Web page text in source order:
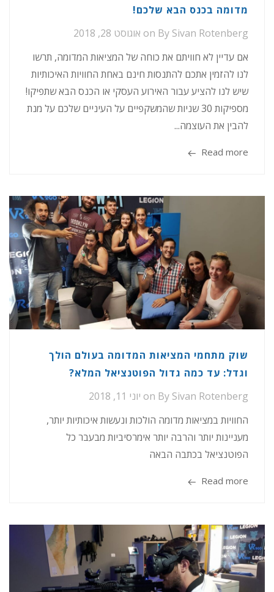
מדומה בכנס הבא שלכם!
By Sivan Rotenberg
on אוגוסט 28, 2018
אם עדיין לא חוויתם את כוחה של המציאות המדומה, תרשו
לנו להזמין אתכם להתנסות חינם באחת החוויות האיכותיות
שיש לנו להציע עבור האירוע העסקי או הכנס הבא שתפיקו!
מספיקות 30 שניות שהמשקפיים על העיניים שלכם על מנת
להבין את העוצמה...
Read more
שוק מתחמי המציאות המדומה בעולם הולך
וגדל: עד כמה גדול הפוטנציאל המלא?
By Sivan Rotenberg
on יוני 11, 2018
החוויות במציאות מדומה הולכות ונעשות איכותיות יותר,
מעניינות יותר והרבה יותר אימרסיביות מבעבר כל
הפוטנציאל בכתבה הבאה
Read more